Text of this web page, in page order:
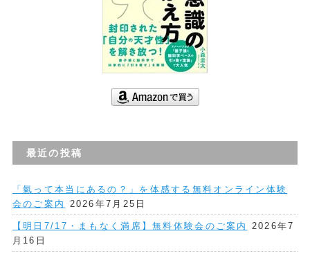
最近の投稿
「氣って本当にあるの？」を体感する無料オンライン体験
会のご案内
2026年7月25日
【明日7/17・まもなく満席】無料体験会のご案内
2026年7
月16日